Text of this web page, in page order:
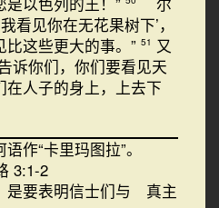
看见你在无花果树下’，
这些更大的事。” 51 又
诉你们，你们要看见天
人子的身上，上去下
作“卡里玛图拉”。
3:1-2
是要表明信士们与 真主